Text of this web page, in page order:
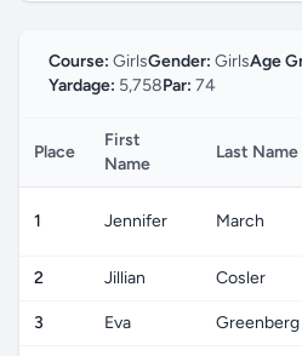
Course: GirlsGender: GirlsAge
Yardage: 5,758Par: 74
Place
First
Name
Last Name
1 Jennifer March
2 Jillian Cosler
3 Eva Greenberg